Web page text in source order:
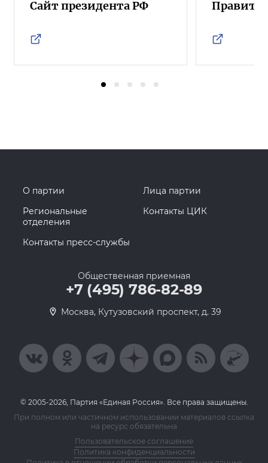
Сайт президента РФ
О партии
Лица партии
Региональные
отделения
Контакты ЦИК
Контакты пресс-службы
Общественная приемная
+7 (495) 786-82-89
Москва, Кутузовский проспект, д. 39
© 2005-2026, Партия «Единая Россия». Все права защищены.
При полном или частичном использовании материалов ссылка
на ресурс обязательна
Пользовательское соглашение
Политика конфиденциальности